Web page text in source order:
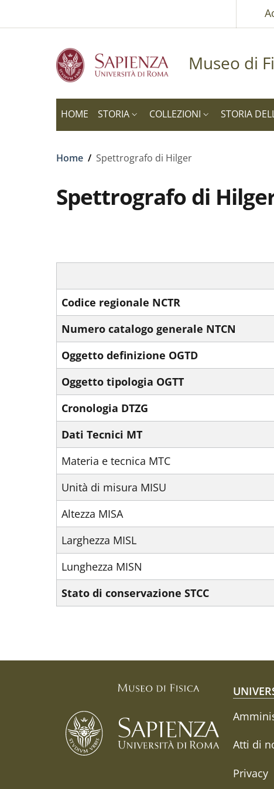
Slim top
Museo di
HOME STORIA COLLEZIONI STORIA
Breadcrumb
Home / Spettrografo di Hilger
Spettrografo di
Codice regionale NCTR
Numero catalogo generale NTCN
Oggetto definizione OGTD
Oggetto tipologia OGTT
Cronologia DTZG
Dati Tecnici MT
Materia e tecnica MTC
Unità di misura MISU
Altezza MISA
Larghezza MISL
Lunghezza MISN
Stato di conservazione STCC
Atti di
Privacy